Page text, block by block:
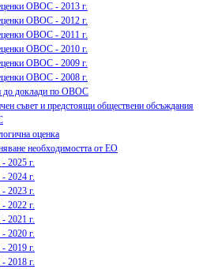
ОВОС - 2013 г.
ОВОС - 2012 г.
ОВОС - 2011 г.
ОВОС - 2010 г.
ОВОС - 2009 г.
ОВОС - 2008 г.
до доклади по ОВОС
съвет и предстоящи обществени обсъждания
оценка
необходимостта от ЕО
2025 г.
2024 г.
2023 г.
2022 г.
2021 г.
2020 г.
2019 г.
2018 г.